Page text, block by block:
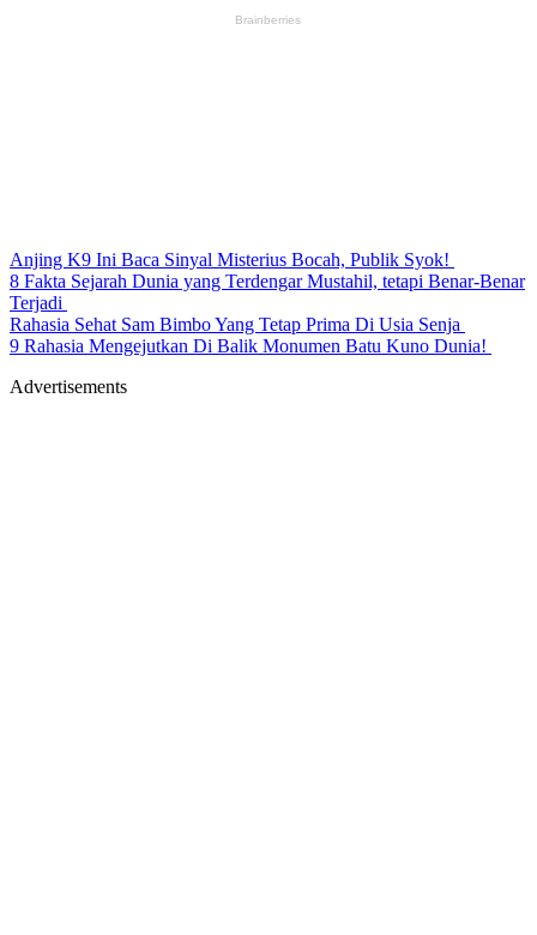
Anjing K9 Ini Baca Sinyal Misterius Bocah, Publik Syok!
8 Fakta Sejarah Dunia yang Terdengar Mustahil, tetapi Benar-Benar
Terjadi
Rahasia Sehat Sam Bimbo Yang Tetap Prima Di Usia Senja
9 Rahasia Mengejutkan Di Balik Monumen Batu Kuno Dunia!
Advertisements